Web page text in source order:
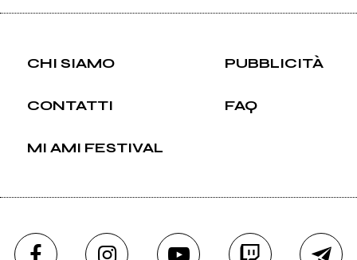
CHI SIAMO PUBBLICITÀ
CONTATTI FAQ
MI AMI FESTIVAL